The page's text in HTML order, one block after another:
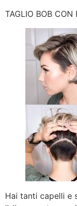
TAGLIO BOB CON
Hai tanti capelli e